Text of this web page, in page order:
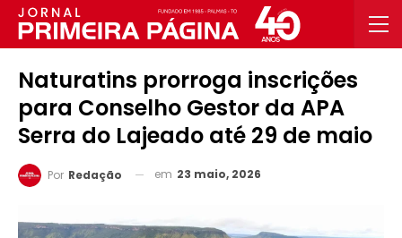
Naturatins prorroga inscrições
para Conselho Gestor da APA
Serra do Lajeado até 29 de maio
Por Redação em 23 maio, 2026